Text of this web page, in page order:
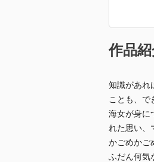
作品
知識があれ
ことも、で
海女が身に
れた思い、
かごめかご
ふだん何気